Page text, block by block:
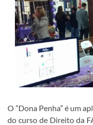
O ”Dona Penha” é um
do curso de Direito da